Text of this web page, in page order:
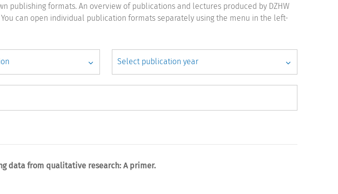
publishing formats. An overview of publications and lectures produced by DZHW
can open individual publication formats separately using the menu in the left-
data from qualitative research: A primer.